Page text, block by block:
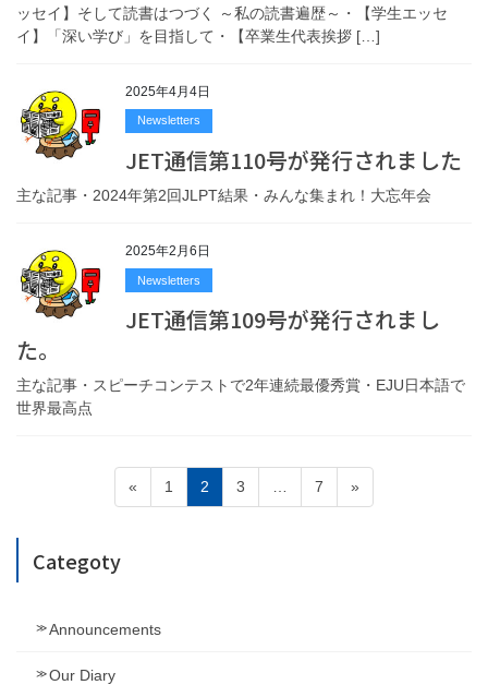
ッセイ】そして読書はつづく ～私の読書遍歴～・【学生エッセ
イ】「深い学び」を目指して・【卒業生代表挨拶 […]
2025年4月4日
Newsletters
JET通信第110号が発行されました
主な記事・2024年第2回JLPT結果・みんな集まれ！大忘年会
2025年2月6日
Newsletters
JET通信第109号が発行されまし
た。
主な記事・スピーチコンテストで2年連続最優秀賞・EJU日本語で
世界最高点
pagination
« Page
1 Page
2 Page
3 … Page
7 »
Categoty
Announcements
Our Diary